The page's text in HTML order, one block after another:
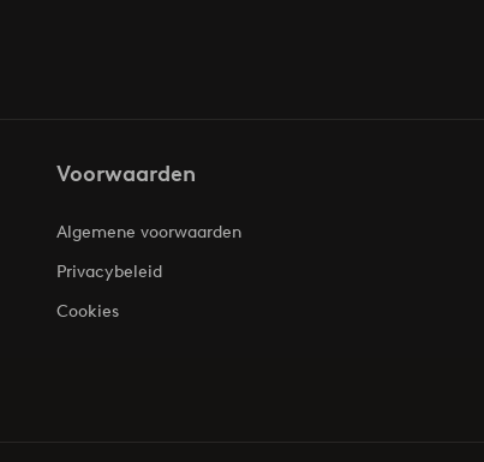
Voorwaarden
Algemene voorwaarden
Privacybeleid
Cookies